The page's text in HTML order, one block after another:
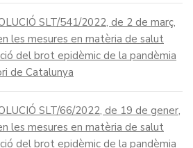
SLT/541/2022, de 2 de març,
les mesures en matèria de salut
del brot epidèmic de la pandèmia
de Catalunya
SLT/66/2022, de 19 de gener,
les mesures en matèria de salut
del brot epidèmic de la pandèmia